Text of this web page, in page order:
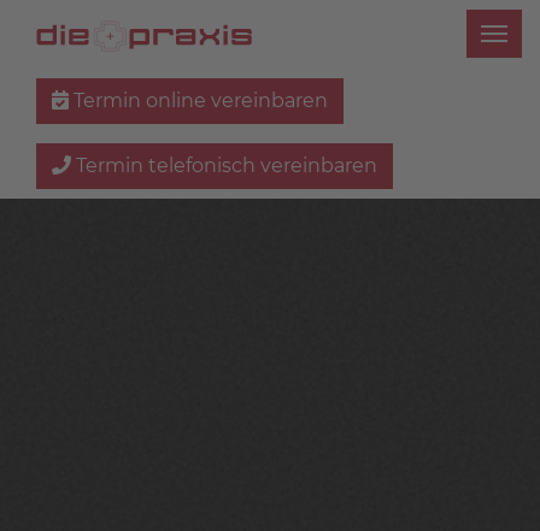
Termin online vereinbaren
Termin telefonisch vereinbaren